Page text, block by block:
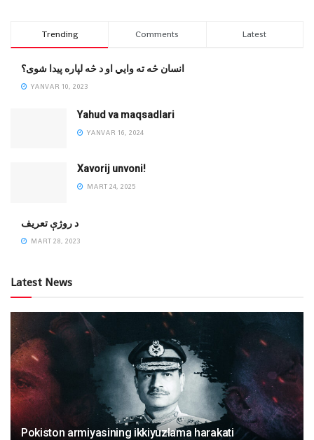
Trending Comments Latest
انسان څه ته وایي او د څه لپاره پیدا شوی؟
YANVAR 10, 2023
Yahud va maqsadlari
YANVAR 16, 2024
Xavorij unvoni!
MART 24, 2025
‌د روژې تعریف
MART 28, 2023
Latest News
Pokiston armiyasining ikkiyuzlama harakati